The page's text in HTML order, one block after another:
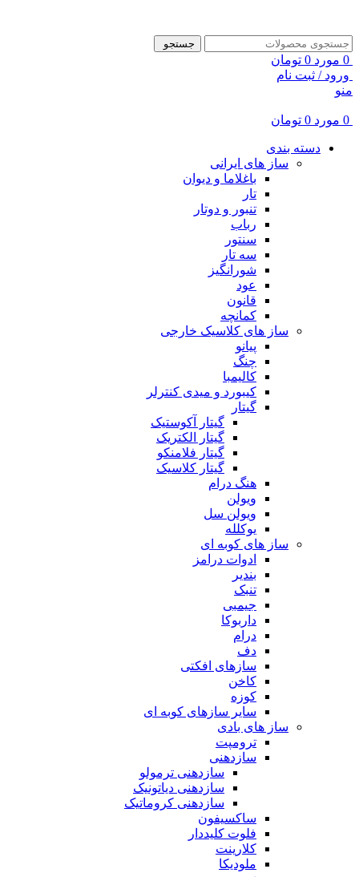
جستجو
0 مورد 0 تومان
ورود / ثبت نام
منو
0 مورد 0 تومان
دسته بندی
ساز های ایرانی
باغلاما و دیوان
تار
تنبور و دوتار
رباب
سنتور
سه تار
شورانگیز
عود
قانون
کمانچه
ساز های کلاسیک خارجی
پیانو
چنگ
کالیمبا
کیبورد و میدی کنترلر
گیتار
گیتار آکوستیک
گیتار الکتریک
گیتار فلامنکو
گیتار کلاسیک
هنگ درام
ویولن
ویولن سل
یوکلله
ساز های کوبه ای
ادوات درامز
بندیر
تنبک
جیمبی
داربوکا
درام
دف
سازهای افکتی
کاخن
کوزه
سایر سازهای کوبه ای
ساز های بادی
ترومپت
سازدهنی
سازدهنی ترمولو
سازدهنی دیاتونیک
سازدهنی کروماتیک
ساکسیفون
فلوت کلیددار
کلارینت
ملودیکا